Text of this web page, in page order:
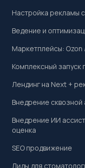
Настройка рекламы
Ведение и
Маркетплейсы: Ozon
Комплексный запуск
Лендинг на Next +
Внедрение сквозной
Внедрение ИИ
оценка
SEO продвижение
Лиды для